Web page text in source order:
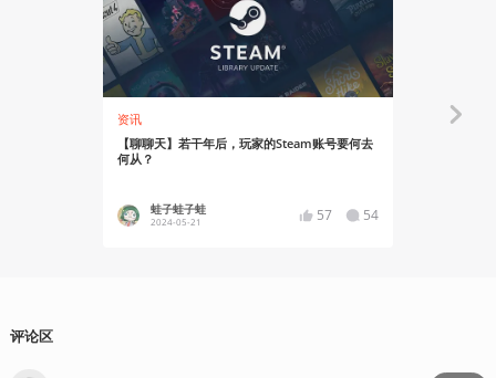
资讯
【聊聊天】若干年后，玩家的Steam账号要何去
何从？
蛙子蛙子蛙
2024-05-21 57 54
评论区